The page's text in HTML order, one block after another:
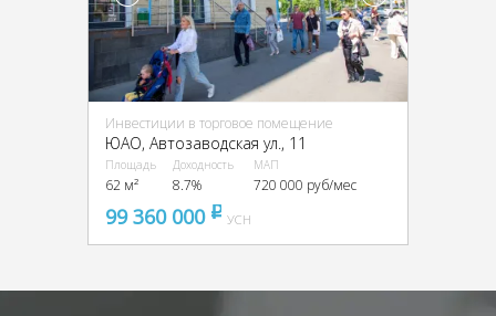
Инвестиции в торговое помещение
ЮАО, Автозаводская ул., 11
Площадь
62 м²
Доходность
8.7%
МАП
720 000 руб/мес
99 360 000 pуб
УСН